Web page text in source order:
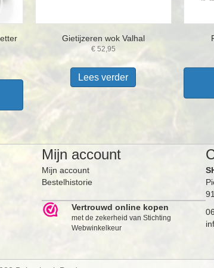
Gietijzeren wok Valhal
€52,95
Lees verder
Mijn account
Mijn account
Bestelhistorie
Vertrouwd online kopen
met de zekerheid van Stichting
Webwinkelkeur